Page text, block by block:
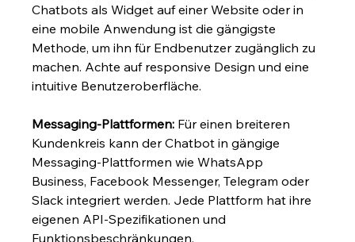
Chatbots als Widget auf einer Website oder in
eine mobile Anwendung ist die gängigste
Methode, um ihn für Endbenutzer zugänglich zu
machen. Achte auf responsive Design und eine
intuitive Benutzeroberfläche.
Messaging-Plattformen: Für einen breiteren
Kundenkreis kann der Chatbot in gängige
Messaging-Plattformen wie WhatsApp
Business, Facebook Messenger, Telegram oder
Slack integriert werden. Jede Plattform hat ihre
eigenen API-Spezifikationen und
Funktionsbeschränkungen.